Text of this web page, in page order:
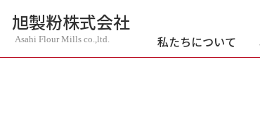
旭製粉株式会社
Asahi Flour Mills co.,ltd. 私たちについて